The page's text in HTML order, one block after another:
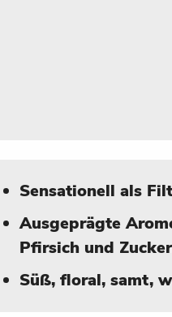
Sensationell als
Ausgeprägte
Pfirsich und
Süß, floral, samt,